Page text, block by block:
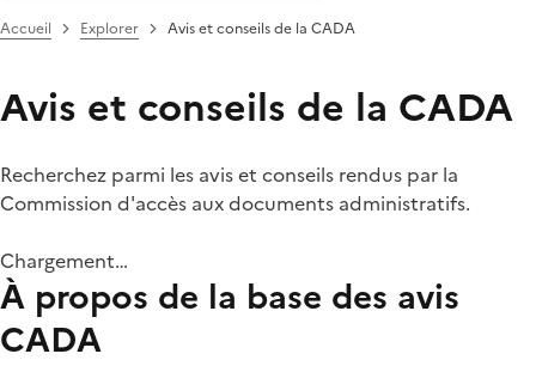
Accueil Explorer Avis et conseils de la CADA
Avis et conseils de la CADA
Recherchez parmi les avis et conseils rendus par la
Commission d'accès aux documents administratifs.
Chargement…
À propos de la base des avis
CADA